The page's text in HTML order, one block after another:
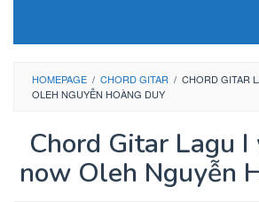
HOMEPAGE / CHORD GITAR / CHORD GITAR
OLEH NGUYỄN HOÀNG DUY
Chord Gitar Lagu
now Oleh Nguyễn